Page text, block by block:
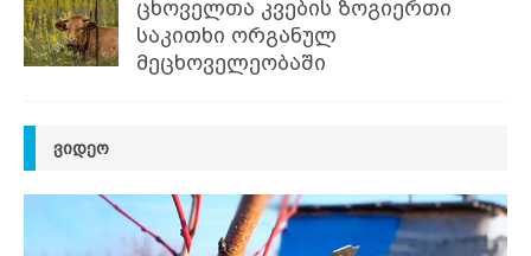
ცხოველთა კვების ზოგიერთი
საკითხი ორგანულ
მეცხოველეობაში
ᲕᲘᲓᲔᲝ